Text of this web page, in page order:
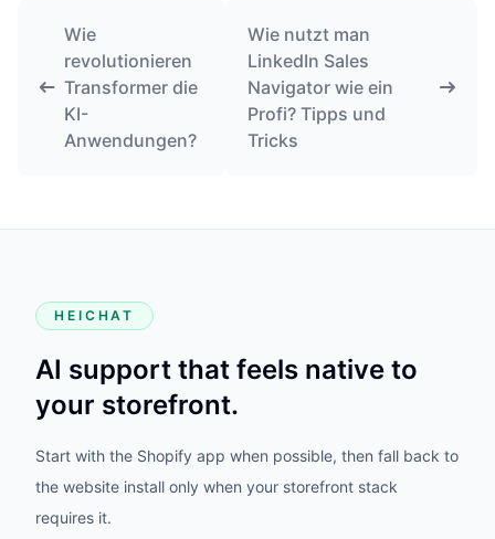
Wie
revolutionieren
Transformer die
KI-
Anwendungen?
Wie nutzt man
LinkedIn Sales
Navigator wie ein
Profi? Tipps und
Tricks
HEICHAT
AI support that feels native to
your storefront.
Start with the Shopify app when possible, then fall back to
the website install only when your storefront stack
requires it.